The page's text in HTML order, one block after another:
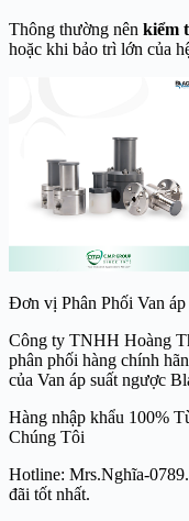
Thông thường nên kiểm
hoặc khi bảo trì lớn của
Đơn vị Phân Phối Van
Công ty TNHH Hoàng
phân phối hàng chính
của Van áp suất ngược
Hàng nhập khẩu 100%
Chúng Tôi
Hotline: Mrs.Nghĩa-
đãi tốt nhất.